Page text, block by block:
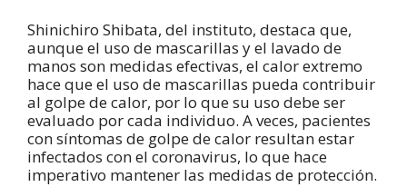
Shinichiro Shibata, del instituto, destaca que,
aunque el uso de mascarillas y el lavado de
manos son medidas efectivas, el calor extremo
hace que el uso de mascarillas pueda contribuir
al golpe de calor, por lo que su uso debe ser
evaluado por cada individuo. A veces, pacientes
con síntomas de golpe de calor resultan estar
infectados con el coronavirus, lo que hace
imperativo mantener las medidas de protección.